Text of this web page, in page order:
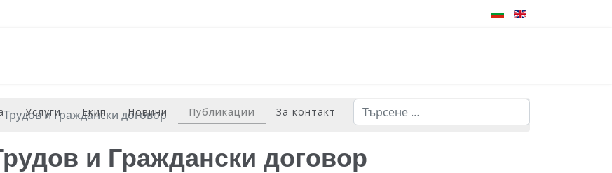
Услуги Екип Новини Публикации За контакт
Търсене
и Граждански договор
и Граждански договор